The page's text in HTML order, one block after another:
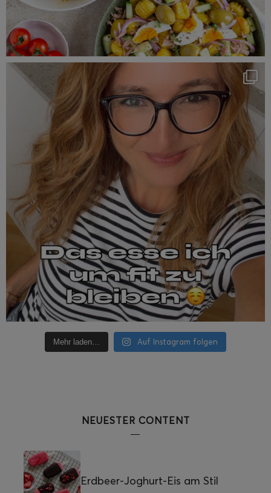
Mehr laden… Auf Instagram folgen
NEUESTER CONTENT
Erdbeer-Joghurt-Eis am Stil